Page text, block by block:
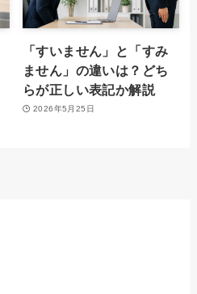
「すいません」と「すみ
ません」の違いは？どち
らが正しい表記か解説
2026年5月25日